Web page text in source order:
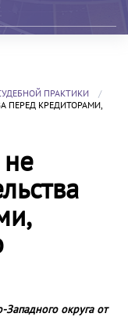
ПРАКТИКИ
ПЕРЕД КРЕДИТОРАМИ,
округа от